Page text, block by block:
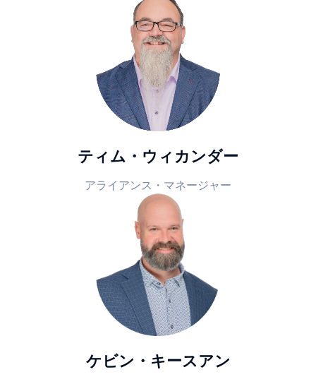
ティム・ウィカンダー
アライアンス・マネージャー
ケビン・キースアン